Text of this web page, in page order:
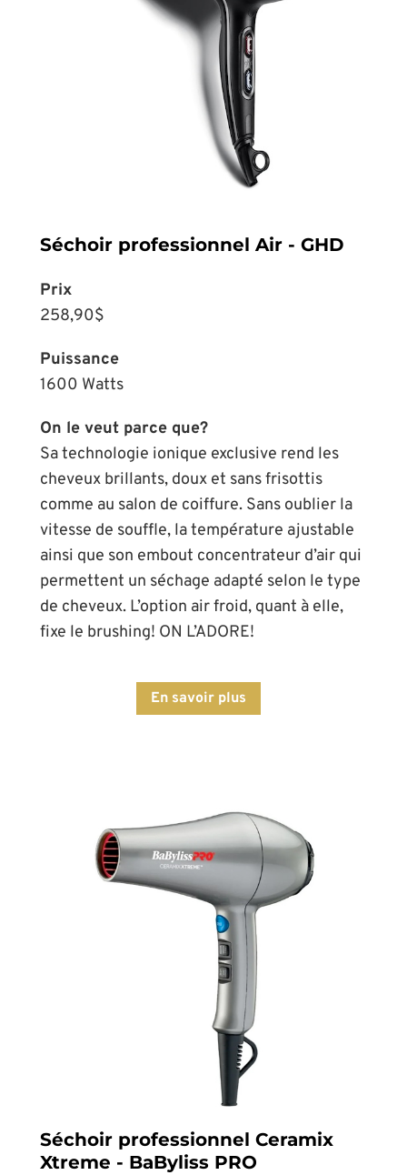
En savoir plus
Séchoir professionnel Air - GHD
Prix
258,90$
Puissance
1600 Watts
On le veut parce que?
Sa technologie ionique exclusive rend les
cheveux brillants, doux et sans frisottis
comme au salon de coiffure. Sans oublier la
vitesse de souffle, la température ajustable
ainsi que son embout concentrateur d’air qui
permettent un séchage adapté selon le type
de cheveux. L’option air froid, quant à elle,
fixe le brushing! ON L’ADORE!
Séchoir professionnel Ceramix
Xtreme - BaByliss PRO